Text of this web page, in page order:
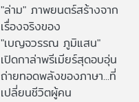
"ล่าม" ภาพยนตร์สร้างจาก
เรื่องจริงของ
"เบญจวรรณ ภูมิแสน"
เปิดกาล่าพรีเมียร์สุดอบอุ่น
ถ่ายทอดพลังของภาษา...ที่
เปลี่ยนชีวิตผู้คน